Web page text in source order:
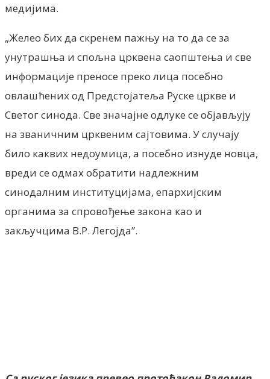
медијима.
„Желео бих да скренем пажњу на то да се за
унутрашња и спољна црквена саопштења и све
информације преносе преко лица посебно
овлашћених од Предстојатеља Руске цркве и
Светог синода. Све значајне одлуке се објављују
на званичним црквеним сајтовима. У случају
било каквих недоумица, а посебно изнуде новца,
вреди се одмах обратити надлежним
синодалним институцијама, епархијским
органима за спровођење закона као и
закључцима В.Р. Легојда”.